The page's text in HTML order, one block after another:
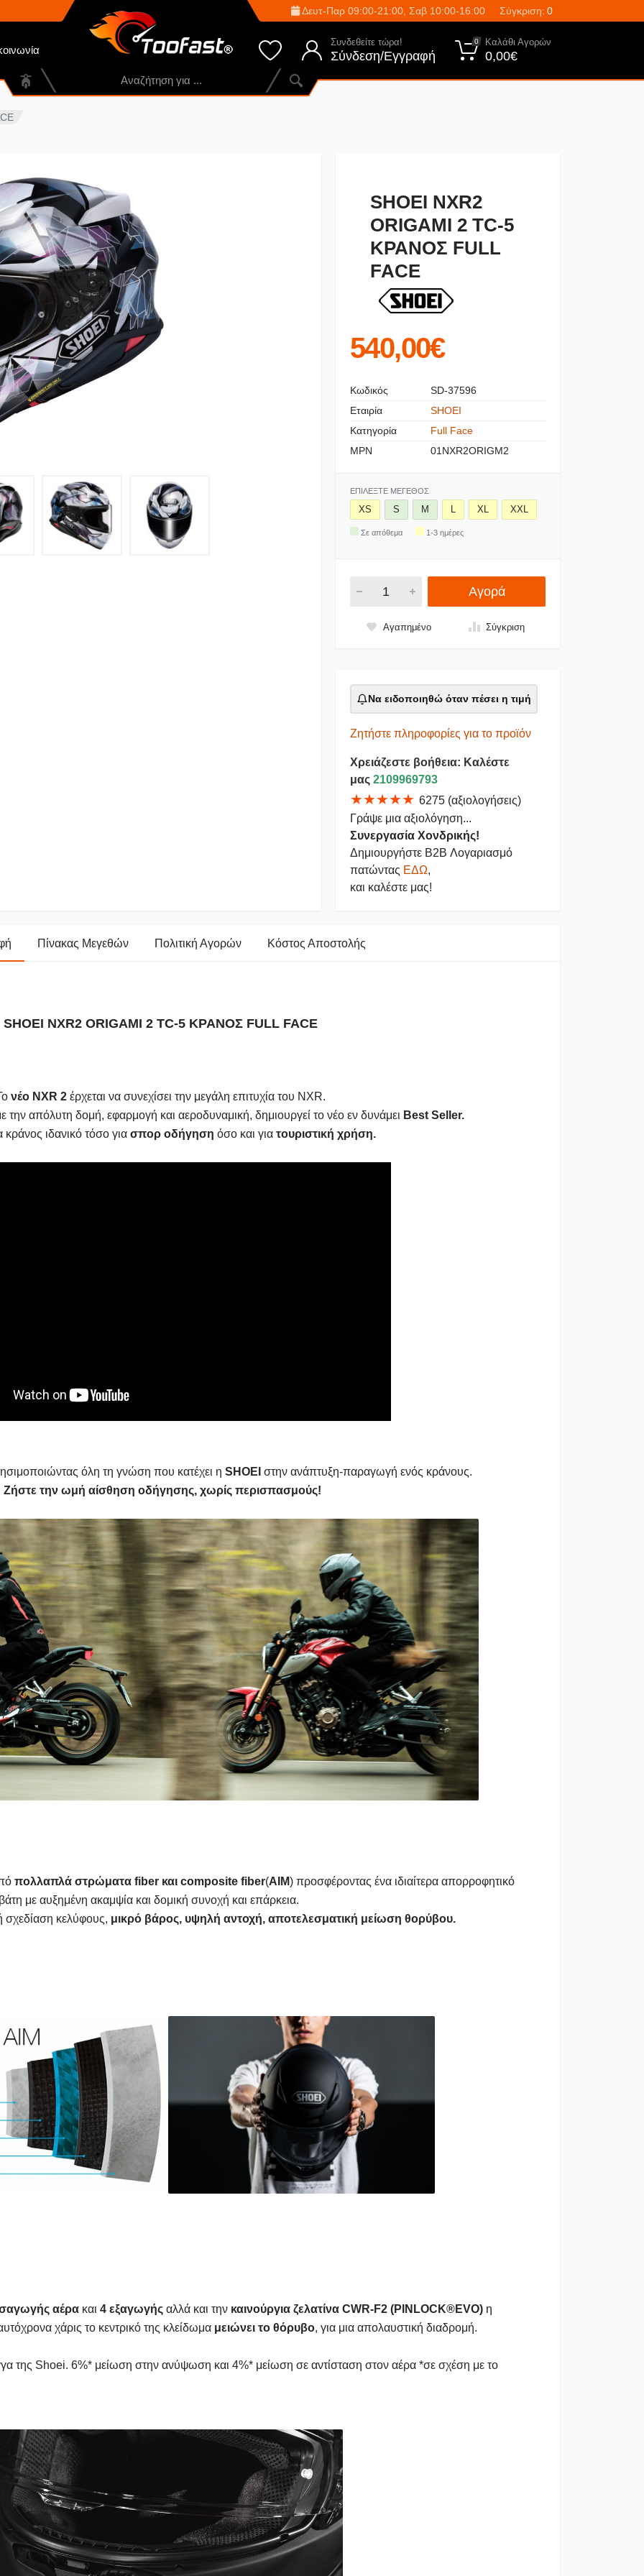
Δευτ-Παρ 09:00-21:00, Σαβ 10:00-16:00 Σύγκριση: 0
Συνδεθείτε τώρα!
Σύνδεση/Εγγραφή
0 Καλάθι Αγορών
0,00€
SHOEI NXR2
ORIGAMI 2 TC-5
ΚΡΑΝΟΣ FULL
FACE
540,00€
Κωδικός
SD-37596
Εταιρία
SHOEI
Κατηγορία
Full Face
MPN
01NXR2ORIGM2
ΕΠΙΛΈΞΤΕ ΜΈΓΕΘΟΣ
XS S M L XL XXL
Σε απόθεμα 1-3 ημέρες
Αγορά
Αγαπημένο Σύγκριση
Να ειδοποιηθώ όταν πέσει η τιμή
Ζητήστε πληροφορίες για το προϊόν
Χρειάζεστε βοήθεια: Καλέστε
μας 2109969793
★★★★★ 6275 (αξιολογήσεις)
Γράψε μια αξιολόγηση...
Συνεργασία Χονδρικής!
Δημιουργήστε B2B Λογαριασμό
πατώντας ΕΔΩ,
και καλέστε μας!
Πίνακας Μεγεθών Πολιτική Αγορών Κόστος Αποστολής
SHOEI NXR2 ORIGAMI 2 TC-5 ΚΡΑΝΟΣ FULL FACE
νέο NXR 2 έρχεται να συνεχίσει την μεγάλη επιτυχία του NXR.
την απόλυτη δομή, εφαρμογή και αεροδυναμική, δημιουργεί το νέο εν δυνάμει Best Seller.
κράνος ιδανικό τόσο για σπορ οδήγησηόσο και για τουριστική χρήση.
όλη τη γνώση που κατέχει η SHOEI στην ανάπτυξη-παραγωγή ενός κράνους.
Ζήστε την ωμή αίσθηση οδήγησης, χωρίς περισπασμούς!
πολλαπλά στρώματα fiber και composite fiber(AIM) προσφέροντας ένα ιδιαίτερα απορροφητικό
με αυξημένη ακαμψία και δομική συνοχή και επάρκεια.
σχεδίαση κελύφους, μικρό βάρος, υψηλή αντοχή, αποτελεσματική μείωση θορύβου.
αέρα και 4 εξαγωγής αλλά και την καινούργια ζελατίνα CWR-F2 (PINLOCK®EVO) η
χάρις το κεντρικό της κλείδωμα μειώνει το θόρυβο, για μια απολαυστική διαδρομή.
της Shoei. 6%* μείωση στην ανύψωση και 4%* μείωση σε αντίσταση στον αέρα *σε σχέση με το